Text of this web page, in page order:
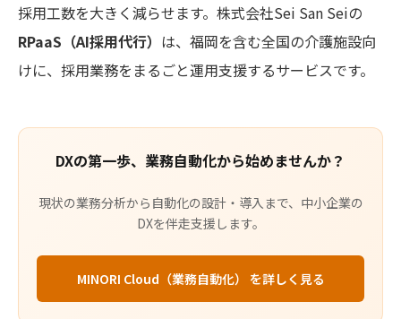
採用工数を大きく減らせます。株式会社Sei San Seiの
RPaaS（AI採用代行） は、福岡を含む全国の介護施設向
けに、採用業務をまるごと運用支援するサービスです。
DXの第一歩、業務自動化から始めませんか？
現状の業務分析から自動化の設計・導入まで、中小企業の
DXを伴走支援します。
MINORI Cloud（業務自動化） を詳しく見る